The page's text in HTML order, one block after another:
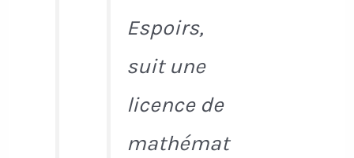
Espoirs,
suit une
licence de
mathémat